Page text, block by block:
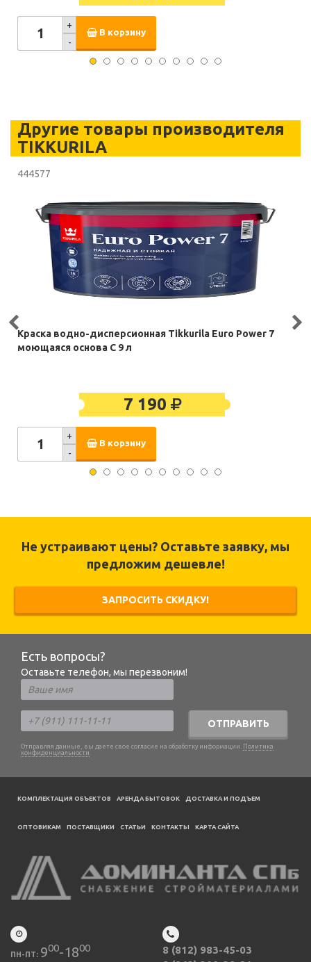
+
-
В корзину
Другие товары производителя
TIKKURILA
444577
Краска водно-дисперсионная Tikkurila Euro Power 7
моющаяся основа C 9 л
7 190
+
-
В корзину
Не устраивают цены? Оставьте заявку, мы
предложим дешевле!
ЗАПРОСИТЬ СКИДКУ!
Есть вопросы?
Оставьте телефон, мы перезвоним!
ОТПРАВИТЬ
Отправляя данные, вы даете свое согласие на обработку информации. Политика
конфиденциальности .
КОМПЛЕКТАЦИЯ ОБЪЕКТОВ АРЕНДА БЫТОВОК ДОСТАВКА И ПОДЪЕМ
ОПТОВИКАМ ПОСТАВЩИКИ CТАТЬИ КОНТАКТЫ КАРТА САЙТА
ПН-ПТ: 900-1800
8 (812) 983-45-03